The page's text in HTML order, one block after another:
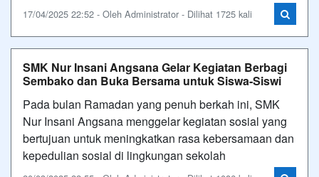
17/04/2025 22:52 - Oleh Administrator - Dilihat 1725 kali
SMK Nur Insani Angsana Gelar Kegiatan Berbagi
Sembako dan Buka Bersama untuk Siswa-Siswi
Pada bulan Ramadan yang penuh berkah ini, SMK
Nur Insani Angsana menggelar kegiatan sosial yang
bertujuan untuk meningkatkan rasa kebersamaan dan
kepedulian sosial di lingkungan sekolah